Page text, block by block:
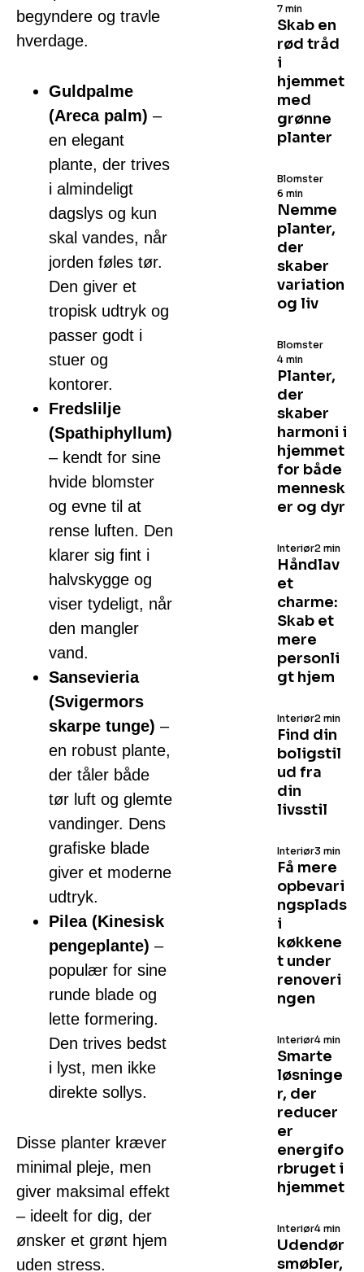
begyndere og travle
hverdage.
Guldpalme
(Areca palm) –
en elegant
plante, der trives
i almindeligt
dagslys og kun
skal vandes, når
jorden føles tør.
Den giver et
tropisk udtryk og
passer godt i
stuer og
kontorer.
Fredslilje
(Spathiphyllum)
– kendt for sine
hvide blomster
og evne til at
rense luften. Den
klarer sig fint i
halvskygge og
viser tydeligt, når
den mangler
vand.
Sansevieria
(Svigermors
skarpe tunge) –
en robust plante,
der tåler både
tør luft og glemte
vandinger. Dens
grafiske blade
giver et moderne
udtryk.
Pilea (Kinesisk
pengeplante) –
populær for sine
runde blade og
lette formering.
Den trives bedst
i lyst, men ikke
direkte sollys.
Disse planter kræver
minimal pleje, men
giver maksimal effekt
– ideelt for dig, der
ønsker et grønt hjem
uden stress.
Skab en
rød tråd
i
hjemmet
med
grønne
planter
7 min
Nemme
planter,
der
skaber
variation
og liv
Blomster
6 min
Planter,
der
skaber
harmoni i
hjemmet
for både
mennesk
er og dyr
Blomster
4 min
Håndlav
et
charme:
Skab et
mere
personli
gt hjem
Interiør2 min
Find din
boligstil
ud fra
din
livsstil
Interiør2 min
Få mere
opbevari
ngsplads
i
køkkene
t under
renoveri
ngen
Interiør3 min
Smarte
løsninge
r, der
reducer
er
energifo
rbruget i
hjemmet
Interiør4 min
Udendør
smøbler,
Interiør4 min